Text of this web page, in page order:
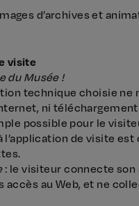
d’archives et
visite
du Musée !
technique choisie ne
ni
possible pour le
l’application de visite
: le visiteur connecte son
accès au Web, et ne